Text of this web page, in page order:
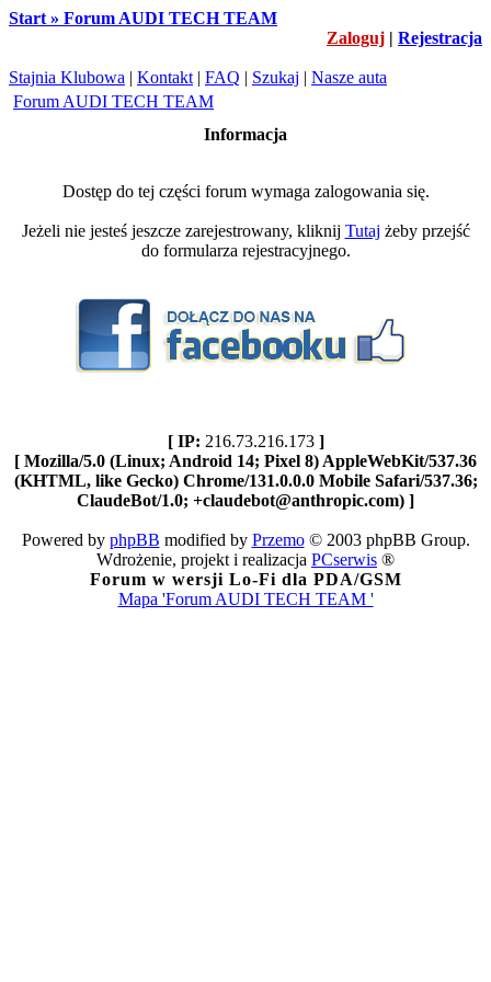
Start » Forum AUDI TECH TEAM
Zaloguj | Rejestracja
Stajnia Klubowa | Kontakt | FAQ | Szukaj | Nasze auta
Forum AUDI TECH TEAM
Informacja
Dostęp do tej części forum wymaga zalogowania się.
Jeżeli nie jesteś jeszcze zarejestrowany, kliknij Tutaj żeby przejść
do formularza rejestracyjnego.
[ IP: 216.73.216.173 ]
[ Mozilla/5.0 (Linux; Android 14; Pixel 8) AppleWebKit/537.36
(KHTML, like Gecko) Chrome/131.0.0.0 Mobile Safari/537.36;
ClaudeBot/1.0; +claudebot@anthropic.com) ]
Powered by phpBB modified by Przemo© 2003 phpBB Group.
Wdrożenie, projekt i realizacja PCserwis ®
Forum w wersji Lo-Fi dla PDA/GSM
Mapa 'Forum AUDI TECH TEAM '